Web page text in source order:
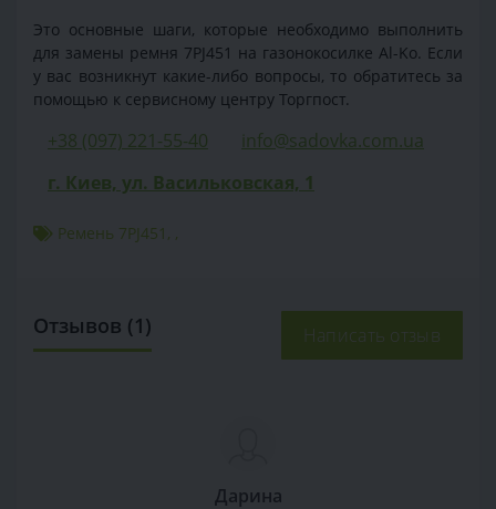
Это основные шаги, которые необходимо выполнить
для замены ремня 7PJ451 на газонокосилке Al-Ko. Если
у вас возникнут какие-либо вопросы, то обратитесь за
помощью к сервисному центру Торгпост.
+38 (097) 221-55-40
info@sadovka.com.ua
г. Киев, ул. Васильковская, 1
Ремень 7PJ451 , ,
Отзывов (1) Написать отзыв
Дарина